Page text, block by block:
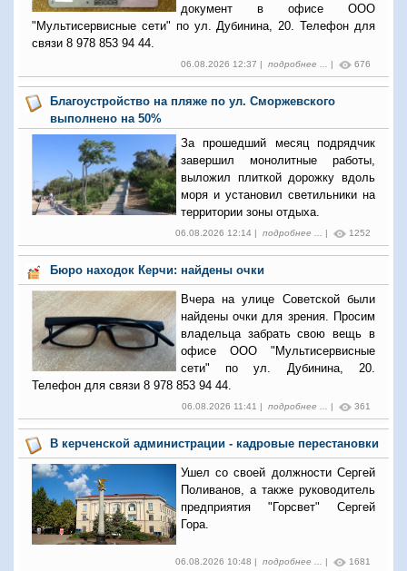
документ в офисе ООО
"Мультисервисные сети" по ул. Дубинина, 20. Телефон для
связи 8 978 853 94 44.
06.08.2026 12:37 | подробнее ... | 676
Благоустройство на пляже по ул. Сморжевского
выполнено на 50%
За прошедший месяц подрядчик
завершил монолитные работы,
выложил плиткой дорожку вдоль
моря и установил светильники на
территории зоны отдыха.
06.08.2026 12:14 | подробнее ... | 1252
Бюро находок Керчи: найдены очки
Вчера на улице Советской были
найдены очки для зрения. Просим
владельца забрать свою вещь в
офисе ООО "Мультисервисные
сети" по ул. Дубинина, 20.
Телефон для связи 8 978 853 94 44.
06.08.2026 11:41 | подробнее ... | 361
В керченской администрации - кадровые перестановки
Ушел со своей должности Сергей
Поливанов, а также руководитель
предприятия "Горсвет" Сергей
Гора.
06.08.2026 10:48 | подробнее ... | 1681